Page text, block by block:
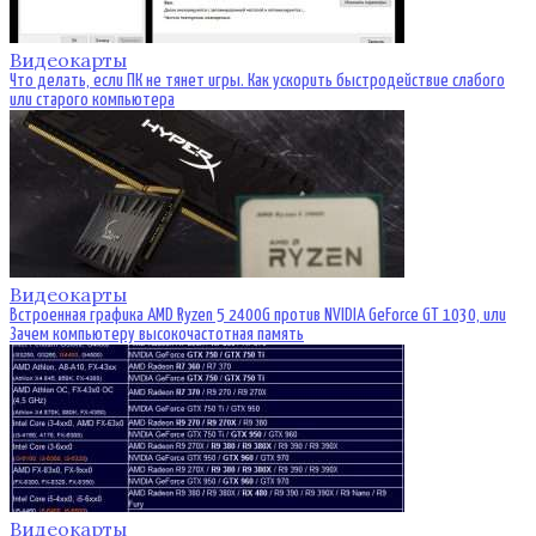
Видеокарты
Что делать, если ПК не тянет игры. Как ускорить быстродействие слабого
или старого компьютера
Видеокарты
Встроенная графика AMD Ryzen 5 2400G против NVIDIA GeForce GT 1030, или
Зачем компьютеру высокочастотная память
Видеокарты